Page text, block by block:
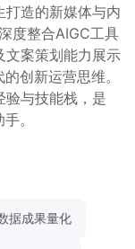
打造的新媒体与内
度整合AIGC工具
文案策划能力展示
创新运营思维。
验与技能栈，是
。
据成果量化